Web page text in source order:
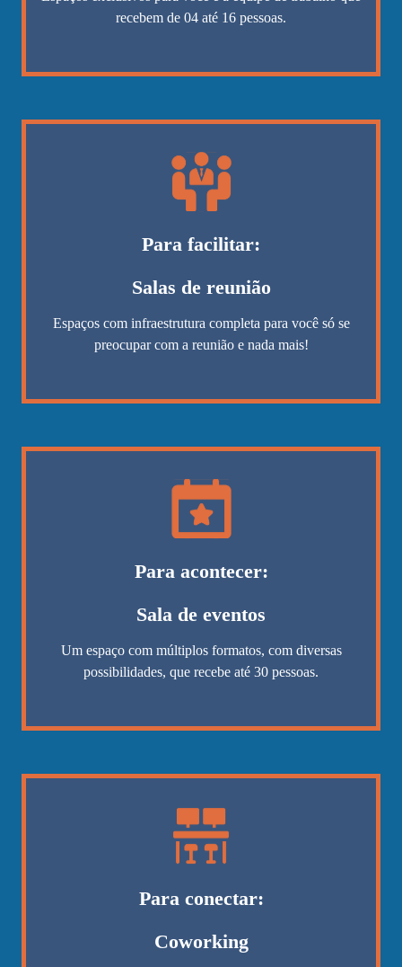
recebem de 04 até 16 pessoas.
Para facilitar:
Salas de reunião
Espaços com infraestrutura completa para você só se
preocupar com a reunião e nada mais!
Para acontecer:
Sala de eventos
Um espaço com múltiplos formatos, com diversas
possibilidades, que recebe até 30 pessoas.
Para conectar:
Coworking